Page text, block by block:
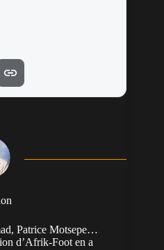
Patrice Motsepe…
d’Afrik-Foot en a